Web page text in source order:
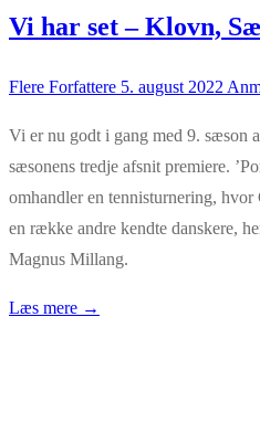
Vi har set – Klovn,
Flere Forfattere 5. august 2022
Vi er nu godt i gang med 9. sæson
sæsonens tredje afsnit premiere.
omhandler en tennisturnering,
en række andre kendte danskere,
Magnus Millang.
Læs mere →